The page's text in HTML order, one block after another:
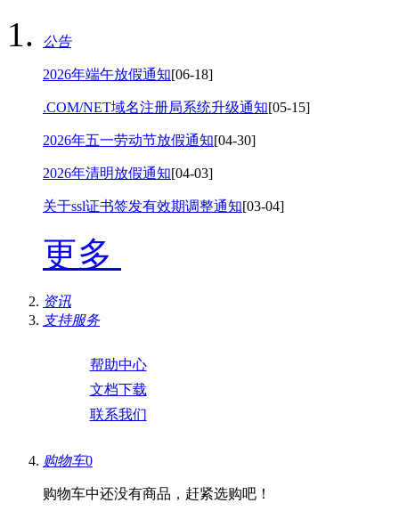
公告
2026年端午放假通知[06-18]
.COM/NET域名注册局系统升级通知[05-15]
2026年五一劳动节放假通知[04-30]
2026年清明放假通知[04-03]
关于ssl证书签发有效期调整通知[03-04]
更多
资讯
支持服务
帮助中心
文档下载
联系我们
购物车0
购物车中还没有商品，赶紧选购吧！